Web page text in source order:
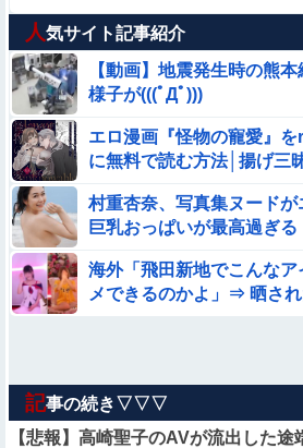
人気サイト記事紹介
【動画】地震発生時の熊
様子が(((ﾟДﾟ)))
エロ漫画『怪物の寵愛』
に無料で読む方法│揚げ三
村重杏奈、写真集ヌードが
巨乳おっぱいが最高過ぎる
海外「飛田新地でこんな
メできるのかよ」⇒ 晒さ
記事の続き▽▽▽
【悲報】高崎聖子のAVが流出した